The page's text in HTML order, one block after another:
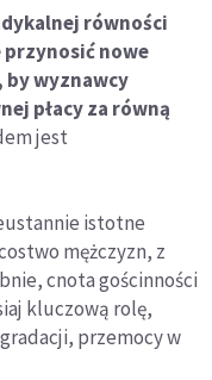
równości
przynosić nowe
by wyznawcy
płacy za równą
jest
istotne
mężczyzn, z
cnota gościnności
kluczową rolę,
przemocy w